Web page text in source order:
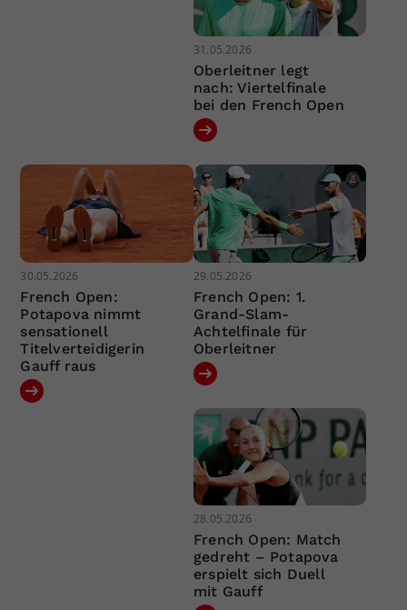
31.05.2026
Oberleitner legt
nach: Viertelfinale
bei den French Open
30.05.2026
French Open:
Potapova nimmt
sensationell
Titelverteidigerin
Gauff raus
29.05.2026
French Open: 1.
Grand-Slam-
Achtelfinale für
Oberleitner
28.05.2026
French Open: Match
gedreht – Potapova
erspielt sich Duell
mit Gauff